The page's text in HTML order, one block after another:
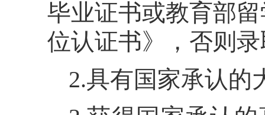
毕业证书或教育部
位认证书》，否则
2.具有国家承认的